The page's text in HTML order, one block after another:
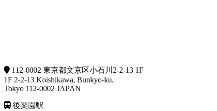
112-0002 東京都文京区小石川2-2-13 1F
1F 2-2-13 Koishikawa, Bunkyo-ku,
Tokyo 112-0002 JAPAN
後楽園駅